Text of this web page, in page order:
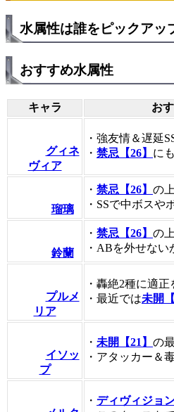
水属性は誰をピックアッ
おすすめ水属性
キャラ お
グィネ
ヴィア
・強友情＆遅延
・ 禁忌【26】 に
瑠璃
・ 禁忌【26】 の
・SSで中ボスや
鈴蘭
・ 禁忌【26】 の
・ABを外せな
プルメ
リア
・轟絶2種に適正
・最近では未開【
イソッ
プ
・ 未開【21】 の
・アタッカー＆
・ ディヴィジョ